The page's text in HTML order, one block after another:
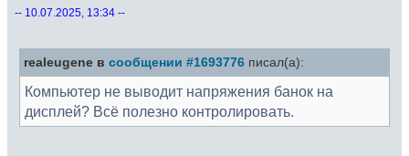
-- 10.07.2025, 13:34 --
realeugene в сообщении #1693776 писал(а):
Компьютер не выводит напряжения банок на
дисплей? Всё полезно контролировать.